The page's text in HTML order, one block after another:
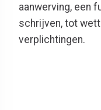
aanwerving, een
schrijven, tot
verplichtingen.